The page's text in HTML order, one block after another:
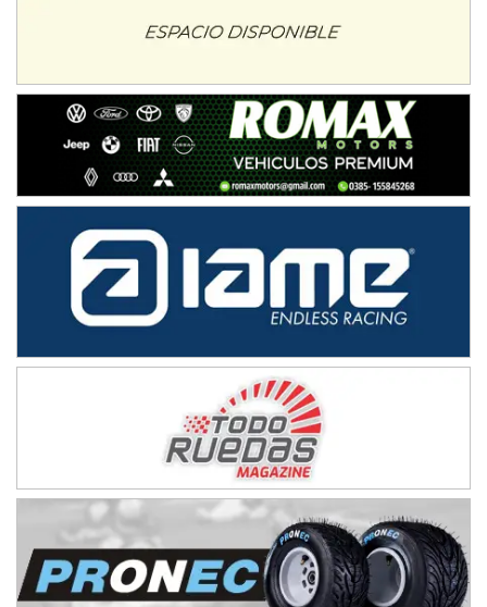
Avellaneda (Santa Fe)
SUR SANTAFESINO - F4
José Samuel Sánchez (Tierra)
Rufino (Santa Fe)
TUCUMANO - F5
Juan Navarro (Asfalto)
El Timbó (Tucumán)